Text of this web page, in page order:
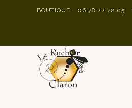
BOUTIQUE 06.78.22.42.05